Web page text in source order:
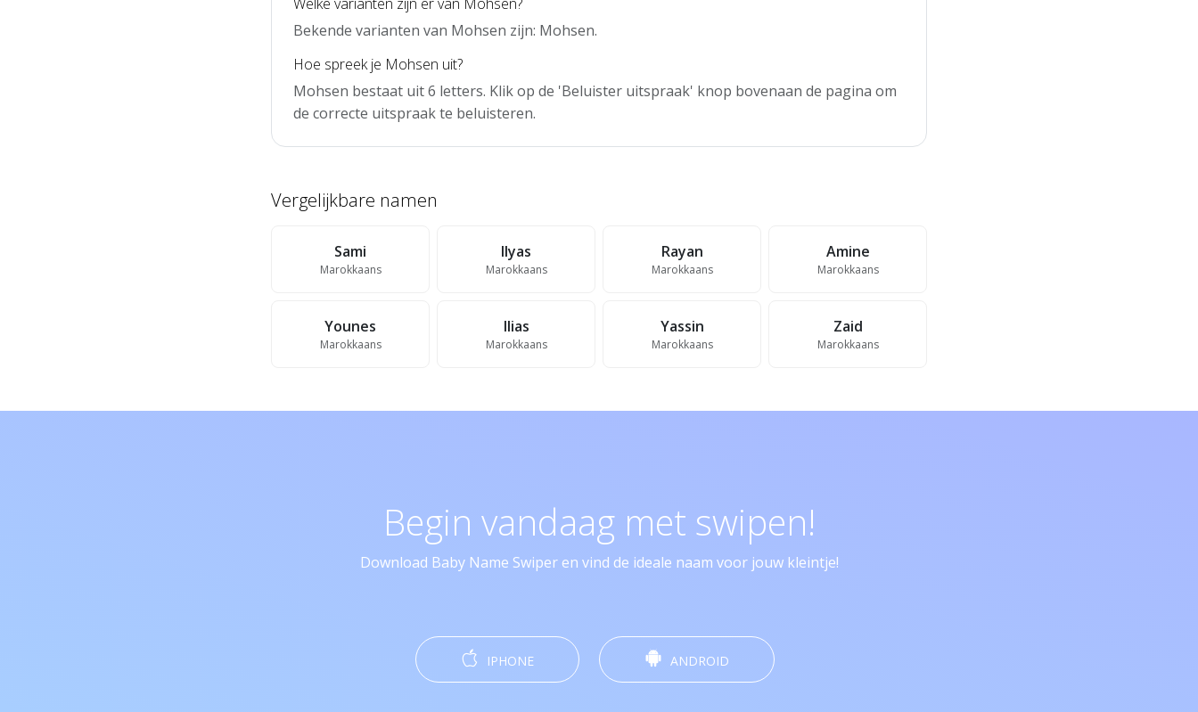
Bekende varianten van Mohsen zijn: Mohsen.
Hoe spreek je Mohsen uit?
Mohsen bestaat uit 6 letters. Klik op de 'Beluister uitspraak' knop bovenaan de pagina om
de correcte uitspraak te beluisteren.
Vergelijkbare namen
Sami
Marokkaans
Ilyas
Marokkaans
Rayan
Marokkaans
Amine
Marokkaans
Younes
Marokkaans
Ilias
Marokkaans
Yassin
Marokkaans
Zaid
Marokkaans
Begin vandaag met swipen!
Download Baby Name Swiper en vind de ideale naam voor jouw kleintje!
IPHONE ANDROID